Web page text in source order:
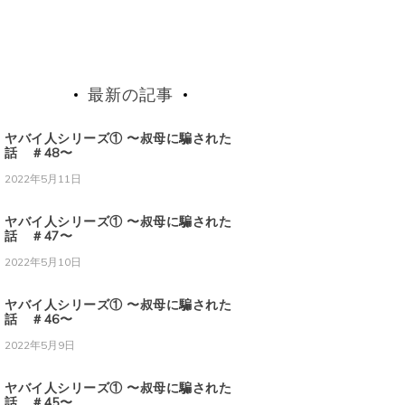
最新の記事
ヤバイ人シリーズ① 〜叔母に騙された
話 ＃48〜
2022年5月11日
ヤバイ人シリーズ① 〜叔母に騙された
話 ＃47〜
2022年5月10日
ヤバイ人シリーズ① 〜叔母に騙された
話 ＃46〜
2022年5月9日
ヤバイ人シリーズ① 〜叔母に騙された